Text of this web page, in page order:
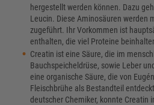
hergestellt werden können. Dazu
Leucin. Diese Aminosäuren werden
zugeführt. Ihr Vorkommen ist
enthalten, die viel Proteine
Creatin ist eine Säure, die im
Bauchspeicheldrüse, sowie Leber
eine organische Säure, die von
Fleischbrühe als Bestandteil
deutscher Chemiker, konnte Creatin